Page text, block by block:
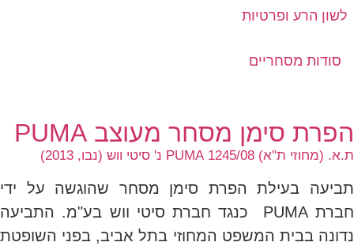
לשון הרע ופרטיות
סודות מסחריים
הפרת סימן מסחר מעוצב PUMA
ת.א. (מחוזי ת"א) 1245/08 PUMA נ' סיטי ווש (נבו, 2013)
תביעה בעילת הפרת סימן מסחר שהוגשה על ידי
חברת PUMA כנגד חברת סיטי ווש בע"מ. התביעה
נדונה בבית המשפט המחוזי בתל אביב, בפני השופטת